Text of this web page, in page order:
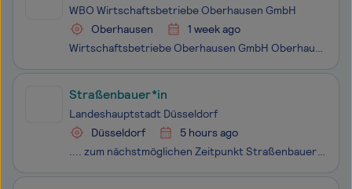
WBO Wirtschaftsbetriebe Oberhausen GmbH
Oberhausen
1 week ago
Wirtschaftsbetriebe Oberhausen GmbH Oberhausen Stellen-Nr.: 181520
Straßenbauer*in
Landeshauptstadt Düsseldorf
Düsseldorf
5 hours ago
.... zum nächstmöglichen Zeitpunkt Straßenbauer*in für die Abteilung Straßenbau im Amt für Verkehrsmanagement EG 6 TVöD Das Amt für Verkehrsmanagement ist mit zurzeit circa 350 Stellen und einem Umsatzvolumen von jährlich 120 Millionen Euro eines der größten Ämter der Landes